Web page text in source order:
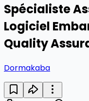
Spécialiste
Logiciel
Quality
Dormakaba